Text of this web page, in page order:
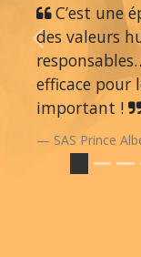
C’est une
des valeurs
efficace pour
important !
SAS Prince
Previous